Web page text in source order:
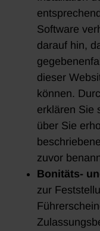
Software
darauf hin,
dieser
können.
erklären Sie
über Sie
zuvor
Bonitäts-
zur